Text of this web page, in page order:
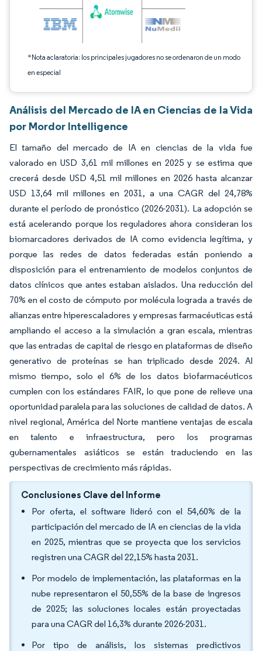
*Nota aclaratoria: los principales jugadores no se ordenaron de un modo
en especial
Análisis del Mercado de IA en Ciencias de la Vida
por Mordor Intelligence
El tamaño del mercado de IA en ciencias de la vida fue
valorado en USD 3,61 mil millones en 2025 y se estima que
crecerá desde USD 4,51 mil millones en 2026 hasta alcanzar
USD 13,64 mil millones en 2031, a una CAGR del 24,78%
durante el período de pronóstico (2026-2031). La adopción se
está acelerando porque los reguladores ahora consideran los
biomarcadores derivados de IA como evidencia legítima, y
porque las redes de datos federadas están poniendo a
disposición para el entrenamiento de modelos conjuntos de
datos clínicos que antes estaban aislados. Una reducción del
70% en el costo de cómputo por molécula lograda a través de
alianzas entre hiperescaladores y empresas farmacéuticas está
ampliando el acceso a la simulación a gran escala, mientras
que las entradas de capital de riesgo en plataformas de diseño
generativo de proteínas se han triplicado desde 2024. Al
mismo tiempo, solo el 6% de los datos biofarmacéuticos
cumplen con los estándares FAIR, lo que pone de relieve una
oportunidad paralela para las soluciones de calidad de datos. A
nivel regional, América del Norte mantiene ventajas de escala
en talento e infraestructura, pero los programas
gubernamentales asiáticos se están traduciendo en las
perspectivas de crecimiento más rápidas.
Conclusiones Clave del Informe
Por oferta, el software lideró con el 54,60% de la
participación del mercado de IA en ciencias de la vida
en 2025, mientras que se proyecta que los servicios
registren una CAGR del 22,15% hasta 2031.
Por modelo de implementación, las plataformas en la
nube representaron el 50,55% de la base de ingresos
de 2025; las soluciones locales están proyectadas
para una CAGR del 16,3% durante 2026-2031.
Por tipo de análisis, los sistemas predictivos